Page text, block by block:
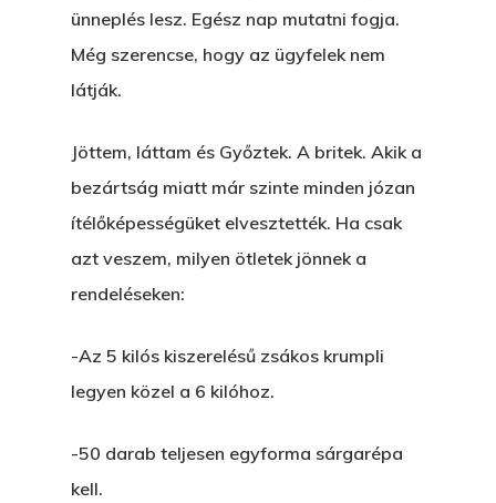
ünneplés lesz. Egész nap mutatni fogja.
Még szerencse, hogy az ügyfelek nem
látják.
Jöttem, láttam és Győztek. A britek. Akik a
bezártság miatt már szinte minden józan
ítélőképességüket elvesztették. Ha csak
azt veszem, milyen ötletek jönnek a
rendeléseken:
-Az 5 kilós kiszerelésű zsákos krumpli
legyen közel a 6 kilóhoz.
-50 darab teljesen egyforma sárgarépa
kell.